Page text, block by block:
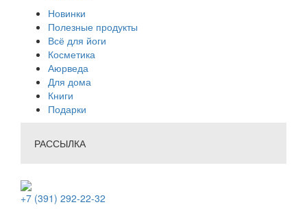
Новинки
Полезные продукты
Всё для йоги
Косметика
Аюрведа
Для дома
Книги
Подарки
РАССЫЛКА
+7 (391) 292-22-32